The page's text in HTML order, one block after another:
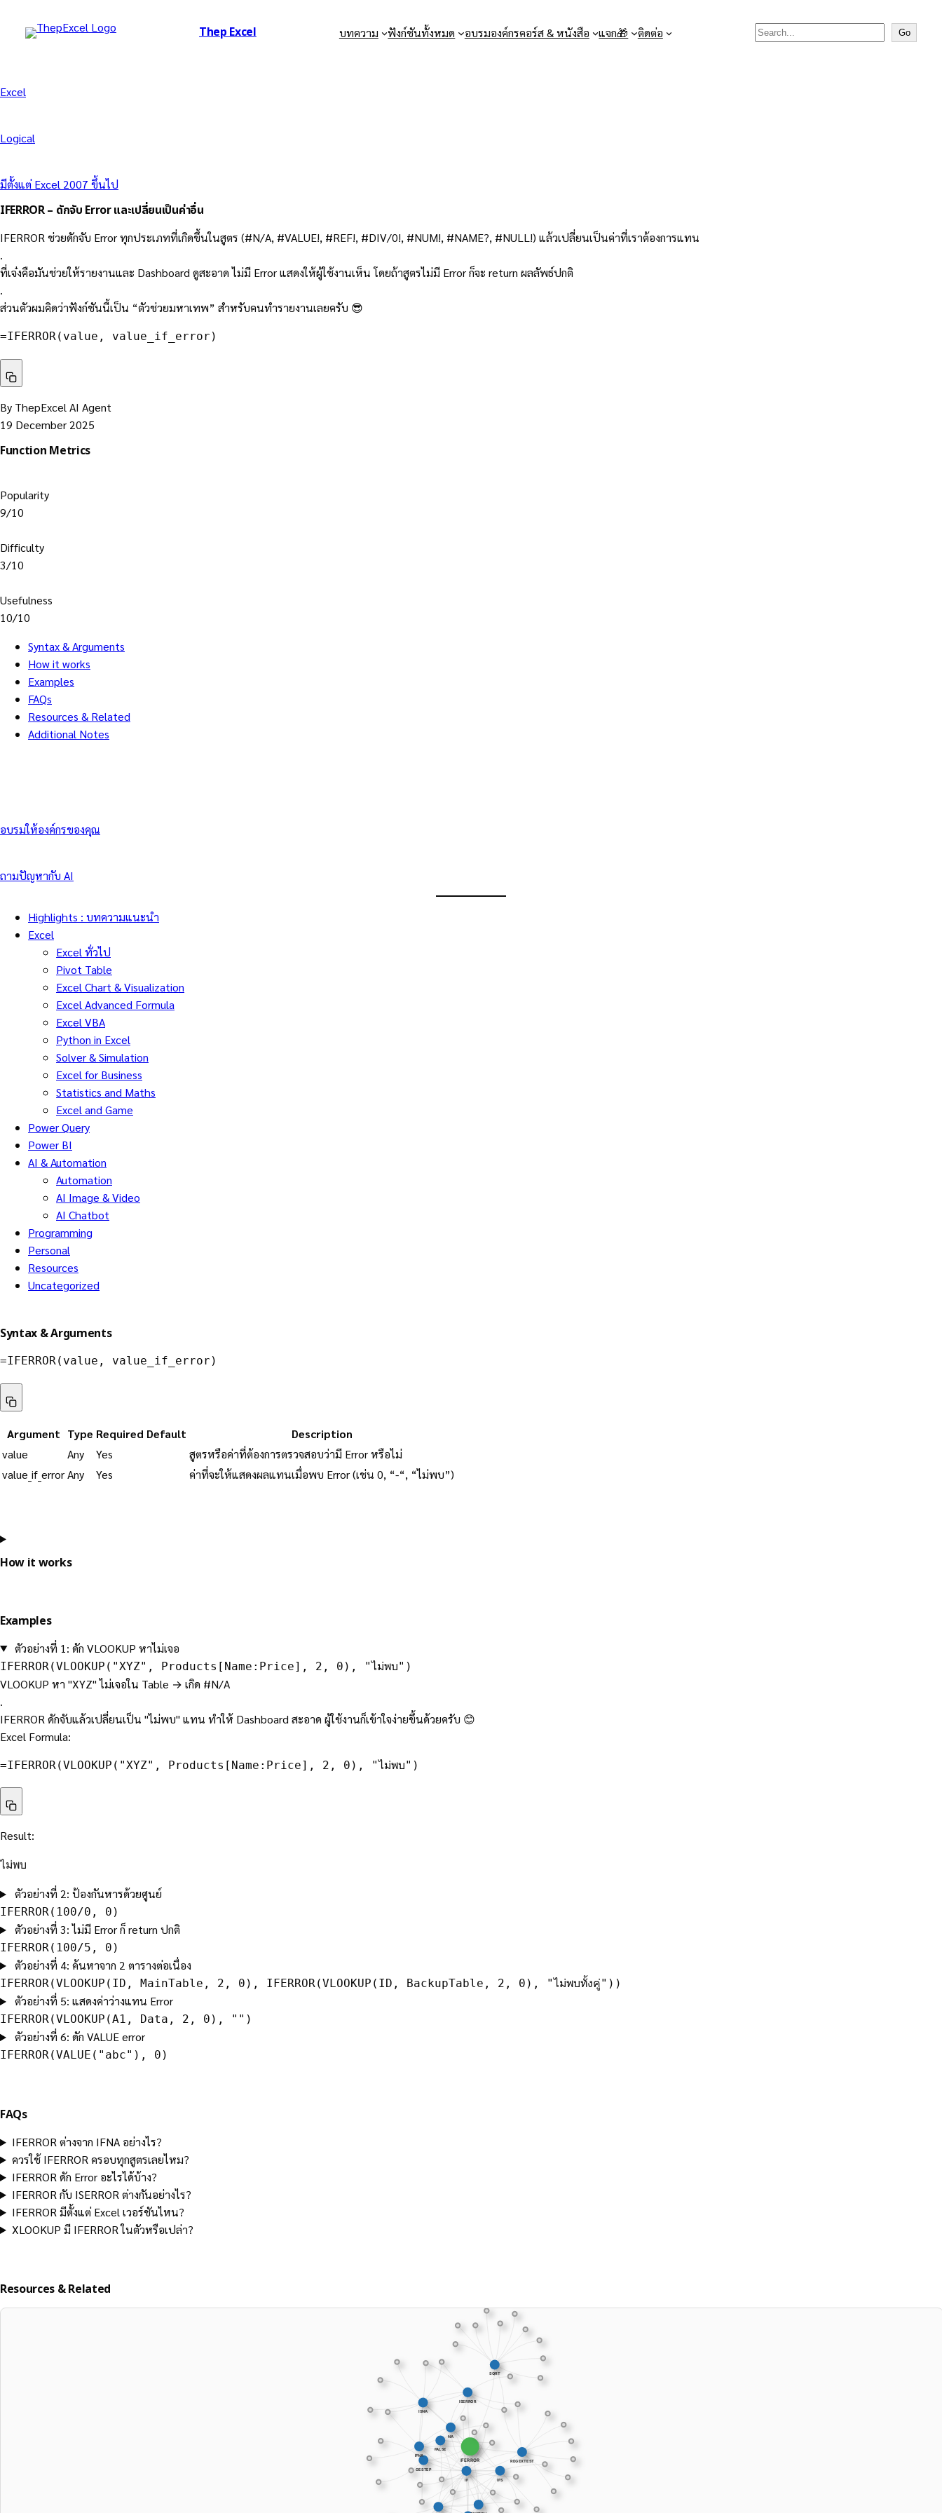
Thep Excel บทความ ฟังก์ชันทั้งหมด อบรมองค์กรคอร์ส & หนังสือ แจก🎁 ติดต่อ Search Go
Excel
Logical
มีตั้งแต่ Excel 2007 ขึ้นไป
IFERROR – ดักจับ Error และเปลี่ยนเป็นค่าอื่น
IFERROR ช่วยดักจับ Error ทุกประเภทที่เกิดขึ้นในสูตร (#N/A, #VALUE!, #REF!, #DIV/0!, #NUM!, #NAME?, #NULL!) แล้วเปลี่ยนเป็นค่าที่เราต้องการแทน
.
ที่เจ๋งคือมันช่วยให้รายงานและ Dashboard ดูสะอาด ไม่มี Error แสดงให้ผู้ใช้งานเห็น โดยถ้าสูตรไม่มี Error ก็จะ return ผลลัพธ์ปกติ
.
ส่วนตัวผมคิดว่าฟังก์ชันนี้เป็น “ตัวช่วยมหาเทพ” สำหรับคนทำรายงานเลยครับ 😎
=IFERROR( value , value_if_error )
By ThepExcel AI Agent
19 December 2025
Function Metrics
Popularity
9/10
Difficulty
3/10
Usefulness
10/10
Syntax & Arguments
How it works
Examples
FAQs
Resources & Related
Additional Notes
อบรมให้องค์กรของคุณ
ถามปัญหากับ AI
Highlights : บทความแนะนำ
Excel
Excel ทั่วไป
Pivot Table
Excel Chart & Visualization
Excel Advanced Formula
Excel VBA
Python in Excel
Solver & Simulation
Excel for Business
Statistics and Maths
Excel and Game
Power Query
Power BI
AI & Automation
Automation
AI Image & Video
AI Chatbot
Programming
Personal
Resources
Uncategorized
Syntax & Arguments
=IFERROR( value , value_if_error )
Argument Type Required Default
Description
value
Any Yes
สูตรหรือค่าที่ต้องการตรวจสอบว่ามี Error หรือไม่
value_if_errorAny Yes ค่าที่จะให้แสดงผลแทนเมื่อพบ Error (เช่น 0, “-“, “ไม่พบ”)
How it works
Examples
ตัวอย่างที่ 1: ดัก VLOOKUP หาไม่เจอ
IFERROR(VLOOKUP("XYZ", Products[Name:Price], 2, 0), "ไม่พบ")
VLOOKUP หา "XYZ" ไม่เจอใน Table → เกิด #N/A
.
IFERROR ดักจับแล้วเปลี่ยนเป็น "ไม่พบ" แทน ทำให้ Dashboard สะอาด ผู้ใช้งานก็เข้าใจง่ายขึ้นด้วยครับ 😊
Excel Formula:
=IFERROR (VLOOKUP("XYZ", Products[Name:Price], 2, 0) , "ไม่พบ" )
Result:
ไม่พบ
ตัวอย่างที่ 2: ป้องกันหารด้วยศูนย์
IFERROR(100/0, 0)
ตัวอย่างที่ 3: ไม่มี Error ก็ return ปกติ
IFERROR(100/5, 0)
ตัวอย่างที่ 4: ค้นหาจาก 2 ตารางต่อเนื่อง
IFERROR(VLOOKUP(ID, MainTable, 2, 0), IFERROR(VLOOKUP(ID, BackupTable, 2, 0), "ไม่พบทั้งคู่"))
ตัวอย่างที่ 5: แสดงค่าว่างแทน Error
IFERROR(VLOOKUP(A1, Data, 2, 0), "")
ตัวอย่างที่ 6: ดัก VALUE error
IFERROR(VALUE("abc"), 0)
FAQs
IFERROR ต่างจาก IFNA อย่างไร?
ควรใช้ IFERROR ครอบทุกสูตรเลยไหม?
IFERROR ดัก Error อะไรได้บ้าง?
IFERROR กับ ISERROR ต่างกันอย่างไร?
IFERROR มีตั้งแต่ Excel เวอร์ชันไหน?
XLOOKUP มี IFERROR ในตัวหรือเปล่า?
Resources & Related